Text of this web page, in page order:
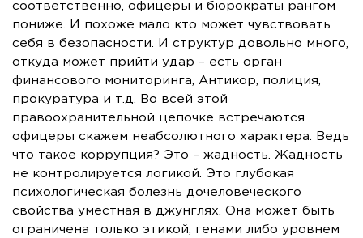
соответственно, офицеры и бюрократы рангом
пониже. И похоже мало кто может чувствовать
себя в безопасности. И структур довольно много,
откуда может прийти удар – есть орган
финансового мониторинга, Антикор, полиция,
прокуратура и т.д. Во всей этой
правоохранительной цепочке встречаются
офицеры скажем неабсолютного характера. Ведь
что такое коррупция? Это – жадность. Жадность
не контролируется логикой. Это глубокая
психологическая болезнь дочеловеческого
свойства уместная в джунглях. Она может быть
ограничена только этикой, генами либо уровнем